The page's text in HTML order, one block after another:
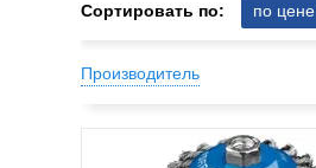
Сортировать по: по цене
Производитель